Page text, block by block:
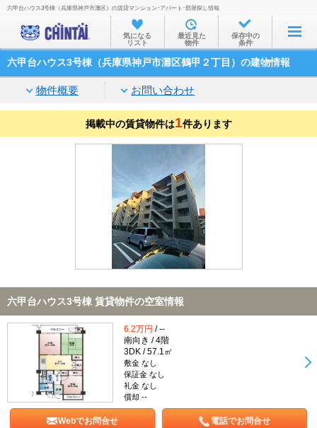
お部屋を探す
沿線・駅から
家賃相場から
通勤通学時間から
不動産会社から
TOP
六甲台ハウス3号棟（兵庫県神戸市灘区）の賃貸マンション･アパート･部屋探し情報
気になる
リスト
最近見た
物件
保存中の
条件
六甲台ハウス3号棟（兵庫県神戸市灘区鶴甲２丁目）の建物情報
物件概要 お問い合わせ
掲載中の賃貸物件は1件あります
六甲台ハウス3号棟 賃貸物件の空室情報
6.2万円 / --
南向き / 4階
3DK / 57.1㎡
敷金 なし
保証金 なし
礼金 なし
償却 --
Webでお問合せ 電話でお問合せ